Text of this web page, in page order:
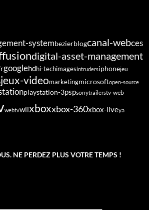
systembezierblogcanal-webces
digital-asset-management
googlehdhi-techimagesintrudersiphonejeu
jeux-videomarketingmicrosoftopen-source
playstation-3pspsonytrailerstv-web
webtvwiixboxxbox-360xbox-liveya
NE PERDEZ PLUS VOTRE TEMPS !